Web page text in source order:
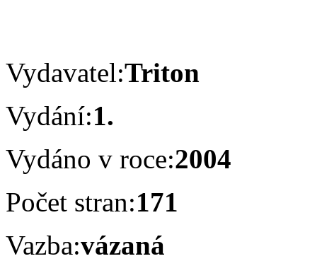
Vydavatel:Triton
Vydání:1.
Vydáno v roce:2004
Počet stran:171
Vazba:vázaná